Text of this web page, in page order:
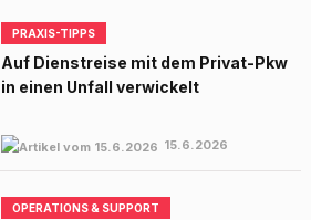
PRAXIS-TIPPS
Auf Dienstreise mit dem Privat-Pkw
in einen Unfall verwickelt
15.6.2026
OPERATIONS & SUPPORT